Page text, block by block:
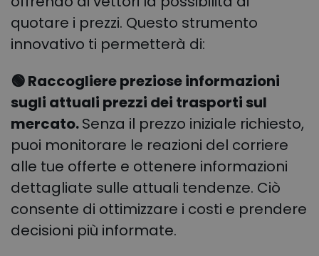
quotare i prezzi. Questo strumento
innovativo ti permetterà di:
🟢 Raccogliere preziose informazioni
sugli attuali prezzi dei trasporti sul
mercato.Senza il prezzo iniziale richiesto,
puoi monitorare le reazioni del corriere
alle tue offerte e ottenere informazioni
dettagliate sulle attuali tendenze. Ciò
consente di ottimizzare i costi e prendere
decisioni più informate.